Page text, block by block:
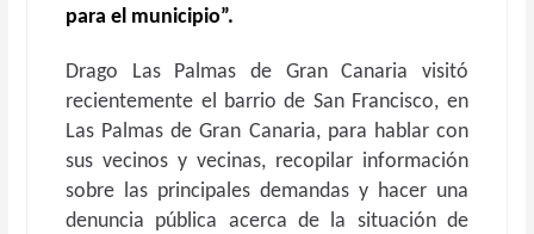
para el municipio”.
Drago Las Palmas de Gran Canaria visitó
recientemente el barrio de San Francisco, en
Las Palmas de Gran Canaria, para hablar con
sus vecinos y vecinas, recopilar información
sobre las principales demandas y hacer una
denuncia pública acerca de la situación de